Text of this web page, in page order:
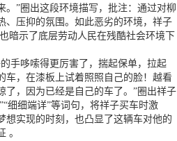
”圈出这段环境描写，批注：通过对柳
、压抑的氛围。如此恶劣的环境，祥子
暗示了底层劳动人民在残酷社会环境下
手哆嗦得更厉害了，揣起保单，拉起
车，在漆板上试着照照自己的脸！越看
，因为已经是自己的车了。”圈出祥子
细细端详”等词句，将祥子买车时激
想实现的时刻，也凸显了这辆车对他的
。